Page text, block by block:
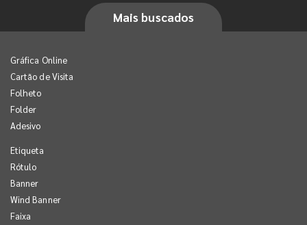
Mais buscados
Gráfica Online
Cartão de Visita
Folheto
Folder
Adesivo
Etiqueta
Rótulo
Banner
Wind Banner
Faixa